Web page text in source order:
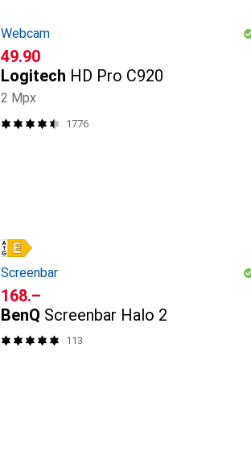
Webcam
CHF
49.90
Logitech HD Pro C920
2 Mpx
1776
Screenbar
CHF
168.–
BenQ Screenbar Halo 2
113